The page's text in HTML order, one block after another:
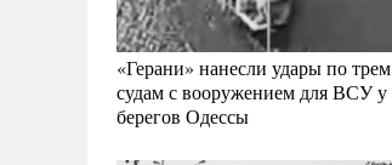
«Герани» нанесли удары по трем
судам с вооружением для ВСУ у
берегов Одессы